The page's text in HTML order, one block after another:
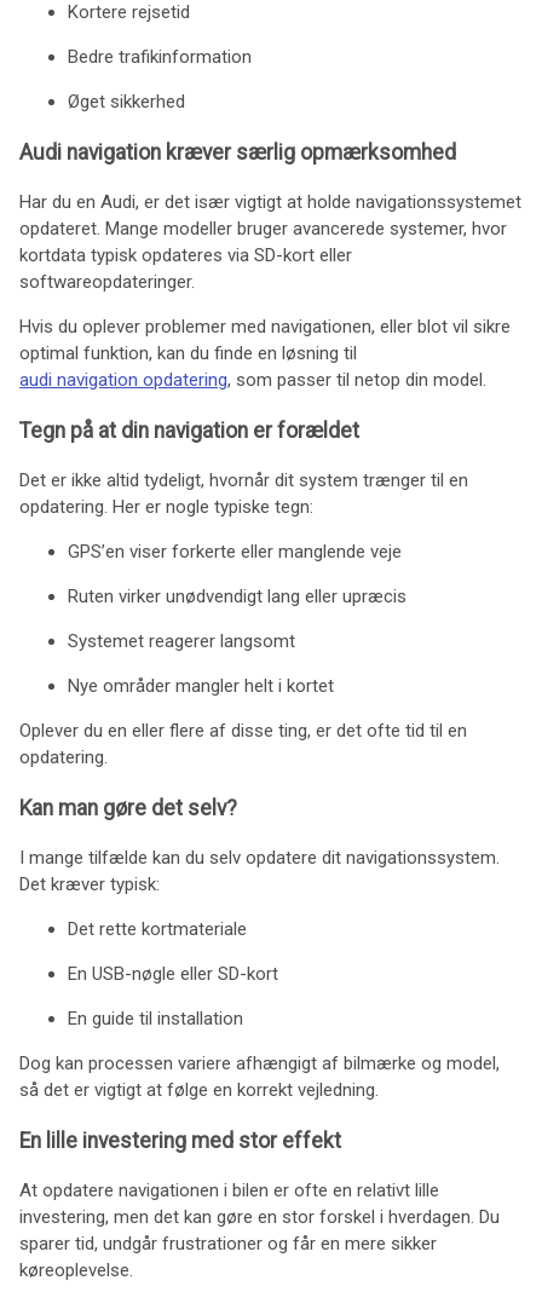
Kortere rejsetid
Bedre trafikinformation
Øget sikkerhed
Audi navigation kræver særlig opmærksomhed
Har du en Audi, er det især vigtigt at holde navigationssystemet
opdateret. Mange modeller bruger avancerede systemer, hvor
kortdata typisk opdateres via SD-kort eller
softwareopdateringer.
Hvis du oplever problemer med navigationen, eller blot vil sikre
optimal funktion, kan du finde en løsning til
audi navigation opdatering, som passer til netop din model.
Tegn på at din navigation er forældet
Det er ikke altid tydeligt, hvornår dit system trænger til en
opdatering. Her er nogle typiske tegn:
GPS’en viser forkerte eller manglende veje
Ruten virker unødvendigt lang eller upræcis
Systemet reagerer langsomt
Nye områder mangler helt i kortet
Oplever du en eller flere af disse ting, er det ofte tid til en
opdatering.
Kan man gøre det selv?
I mange tilfælde kan du selv opdatere dit navigationssystem.
Det kræver typisk:
Det rette kortmateriale
En USB-nøgle eller SD-kort
En guide til installation
Dog kan processen variere afhængigt af bilmærke og model,
så det er vigtigt at følge en korrekt vejledning.
En lille investering med stor effekt
At opdatere navigationen i bilen er ofte en relativt lille
investering, men det kan gøre en stor forskel i hverdagen. Du
sparer tid, undgår frustrationer og får en mere sikker
køreoplevelse.